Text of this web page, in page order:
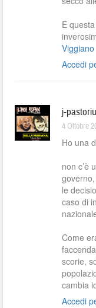
E
Viggiano
Accedi
j-
4 Ottobre
Ho una
non c’è
le
caso di
Come
scorie,
cambia
Accedi